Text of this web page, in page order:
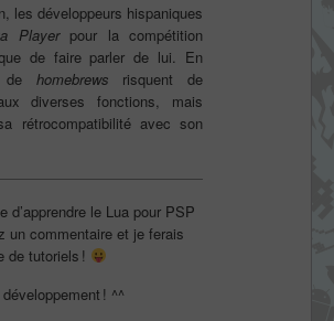
les développeurs hispaniques
Playerpour la compétition
de faire parler de lui. En
de homebrews risquent de
diverses fonctions, mais
rétrocompatibilité avec son
d’apprendre le Lua pour PSP
un commentaire et je ferais
de tutoriels !
! ^^